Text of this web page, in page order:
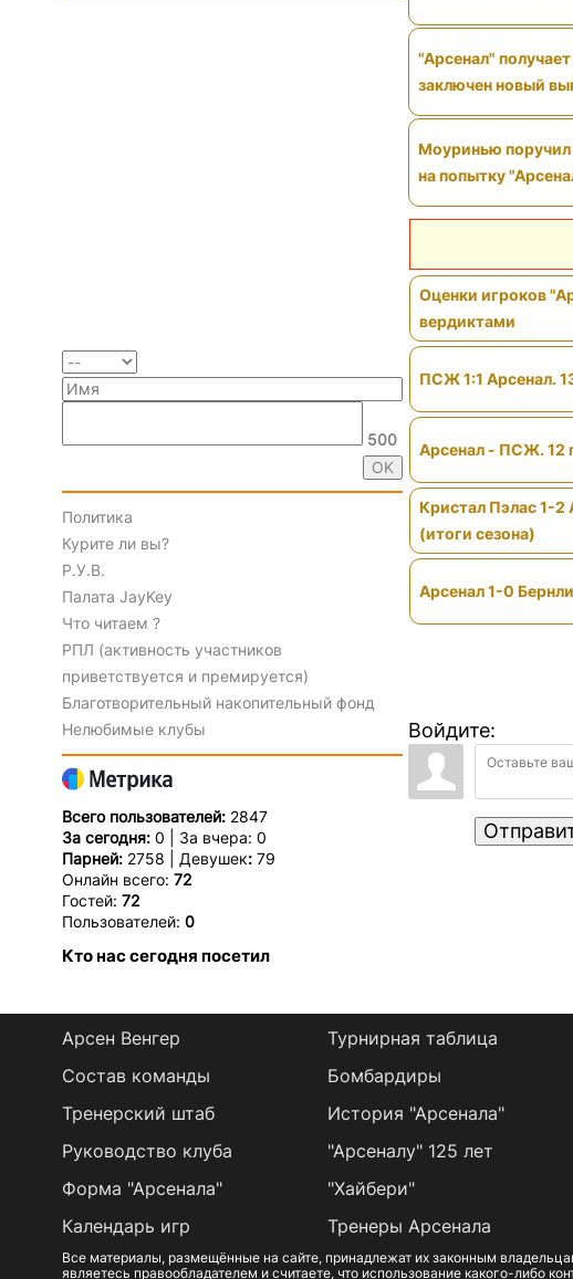
500
Политика
Курите ли вы?
Р.У.В.
Палата JayKey
Что читаем ?
РПЛ (активность участников
приветствуется и премируется)
Благотворительный накопительный фонд
Нелюбимые клубы
Всего пользователей: 2847
За сегодня: 0 | За вчера: 0
Парней: 2758 | Девушек:79
Онлайн всего: 72
Гостей: 72
Пользователей: 0
Кто нас сегодня посетил
"Арсенал"
заключен новый
Моуринью поручил
на попытку
Оценки игроков
вердиктами
ПСЖ 1:1 Арсенал.
Арсенал - ПСЖ. 12
Кристал Пэлас 1-2
(итоги сезона)
Арсенал 1-0
Войдите:
Арсен Венгер
Состав команды
Тренерский штаб
Руководство клуба
Форма "Арсенала"
Календарь игр
Турнирная таблица
Бомбардиры
История "Арсенала"
"Арсеналу" 125 лет
"Хайбери"
Тренеры Арсенала
Все материалы, размещённые на сайте, принадлежат их законным
являетесь правообладателем и считаете, что использование какого-либо